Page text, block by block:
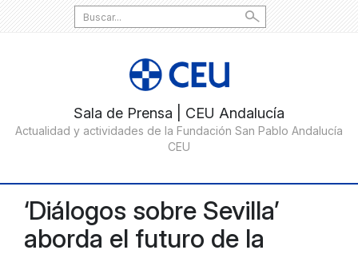
Search
for:
‘Diálogos sobre Sevilla’
aborda el futuro de la